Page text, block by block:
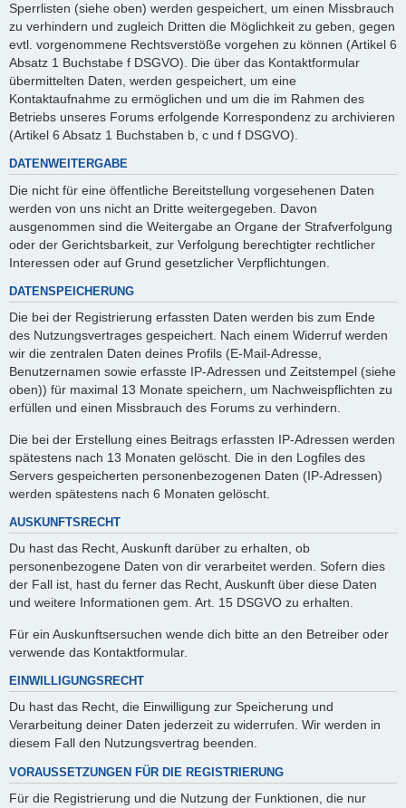
Sperrlisten (siehe oben) werden gespeichert, um einen Missbrauch
zu verhindern und zugleich Dritten die Möglichkeit zu geben, gegen
evtl. vorgenommene Rechtsverstöße vorgehen zu können (Artikel 6
Absatz 1 Buchstabe f DSGVO). Die über das Kontaktformular
übermittelten Daten, werden gespeichert, um eine
Kontaktaufnahme zu ermöglichen und um die im Rahmen des
Betriebs unseres Forums erfolgende Korrespondenz zu archivieren
(Artikel 6 Absatz 1 Buchstaben b, c und f DSGVO).
DATENWEITERGABE
Die nicht für eine öffentliche Bereitstellung vorgesehenen Daten
werden von uns nicht an Dritte weitergegeben. Davon
ausgenommen sind die Weitergabe an Organe der Strafverfolgung
oder der Gerichtsbarkeit, zur Verfolgung berechtigter rechtlicher
Interessen oder auf Grund gesetzlicher Verpflichtungen.
DATENSPEICHERUNG
Die bei der Registrierung erfassten Daten werden bis zum Ende
des Nutzungsvertrages gespeichert. Nach einem Widerruf werden
wir die zentralen Daten deines Profils (E-Mail-Adresse,
Benutzernamen sowie erfasste IP-Adressen und Zeitstempel (siehe
oben)) für maximal 13 Monate speichern, um Nachweispflichten zu
erfüllen und einen Missbrauch des Forums zu verhindern.
Die bei der Erstellung eines Beitrags erfassten IP-Adressen werden
spätestens nach 13 Monaten gelöscht. Die in den Logfiles des
Servers gespeicherten personenbezogenen Daten (IP-Adressen)
werden spätestens nach 6 Monaten gelöscht.
AUSKUNFTSRECHT
Du hast das Recht, Auskunft darüber zu erhalten, ob
personenbezogene Daten von dir verarbeitet werden. Sofern dies
der Fall ist, hast du ferner das Recht, Auskunft über diese Daten
und weitere Informationen gem. Art. 15 DSGVO zu erhalten.
Für ein Auskunftsersuchen wende dich bitte an den Betreiber oder
verwende das Kontaktformular.
EINWILLIGUNGSRECHT
Du hast das Recht, die Einwilligung zur Speicherung und
Verarbeitung deiner Daten jederzeit zu widerrufen. Wir werden in
diesem Fall den Nutzungsvertrag beenden.
VORAUSSETZUNGEN FÜR DIE REGISTRIERUNG
Für die Registrierung und die Nutzung der Funktionen, die nur